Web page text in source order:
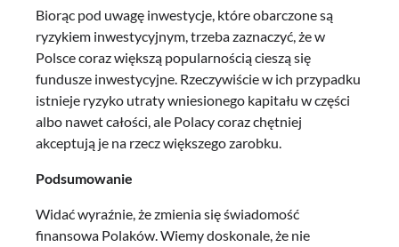
Biorąc pod uwagę inwestycje, które obarczone są
ryzykiem inwestycyjnym, trzeba zaznaczyć, że w
Polsce coraz większą popularnością cieszą się
fundusze inwestycyjne. Rzeczywiście w ich przypadku
istnieje ryzyko utraty wniesionego kapitału w części
albo nawet całości, ale Polacy coraz chętniej
akceptują je na rzecz większego zarobku.
Podsumowanie
Widać wyraźnie, że zmienia się świadomość
finansowa Polaków. Wiemy doskonale, że nie